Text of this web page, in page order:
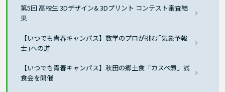
第5回 高校生 3Dデザイン& 3Dプリント コンテスト審査結
果
【いつでも青春キャンパス】数学のプロが挑む｢気象予報
士｣への道
【いつでも青春キャンパス】秋田の郷土食「カスベ煮」試
食会を開催